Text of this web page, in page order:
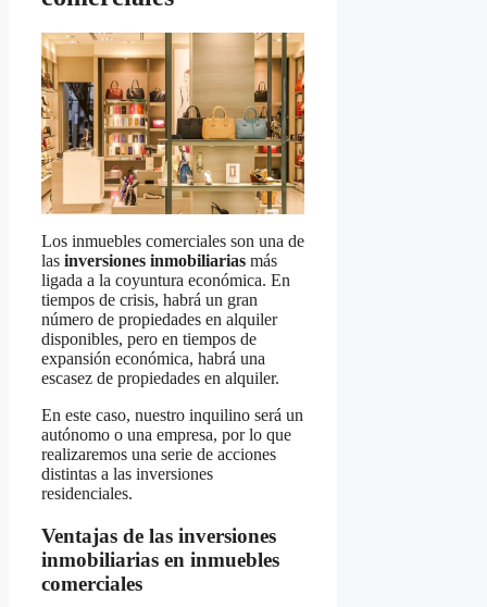
Los inmuebles comerciales son una de
las inversiones inmobiliarias más
ligada a la coyuntura económica. En
tiempos de crisis, habrá un gran
número de propiedades en alquiler
disponibles, pero en tiempos de
expansión económica, habrá una
escasez de propiedades en alquiler.
En este caso, nuestro inquilino será un
autónomo o una empresa, por lo que
realizaremos una serie de acciones
distintas a las inversiones
residenciales.
Ventajas de las inversiones
inmobiliarias en inmuebles
comerciales